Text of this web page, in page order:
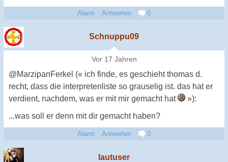
Alarm Antworten 0
Schnuppu09
Vor 17 Jahren
@MarzipanFerkel (« ich finde, es geschieht thomas d.
recht, dass die interpretenliste so grauselig ist. das hat er
verdient, nachdem, was er mit mir gemacht hat
»):
...was soll er denn mit dir gemacht haben?
Alarm Antworten 0
lautuser